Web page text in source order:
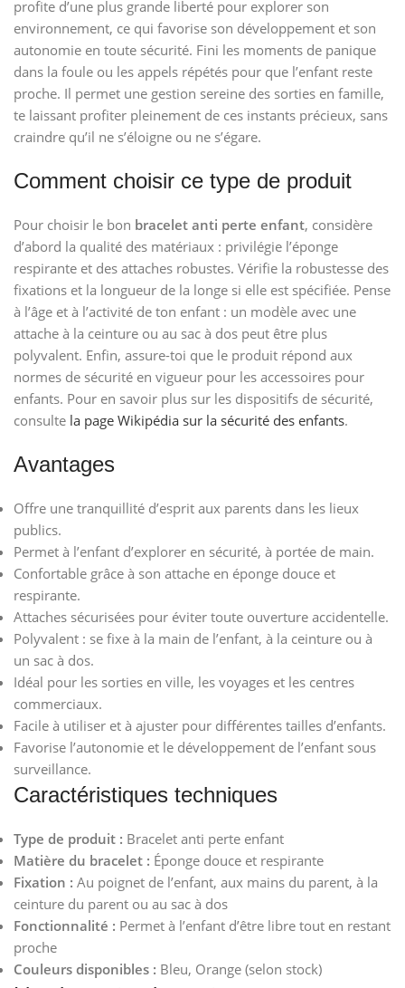
profite d’une plus grande liberté pour explorer son
environnement, ce qui favorise son développement et son
autonomie en toute sécurité. Fini les moments de panique
dans la foule ou les appels répétés pour que l’enfant reste
proche. Il permet une gestion sereine des sorties en famille,
te laissant profiter pleinement de ces instants précieux, sans
craindre qu’il ne s’éloigne ou ne s’égare.
Comment choisir ce type de produit
Pour choisir le bon bracelet anti perte enfant, considère
d’abord la qualité des matériaux : privilégie l’éponge
respirante et des attaches robustes. Vérifie la robustesse des
fixations et la longueur de la longe si elle est spécifiée. Pense
à l’âge et à l’activité de ton enfant : un modèle avec une
attache à la ceinture ou au sac à dos peut être plus
polyvalent. Enfin, assure-toi que le produit répond aux
normes de sécurité en vigueur pour les accessoires pour
enfants. Pour en savoir plus sur les dispositifs de sécurité,
consulte la page Wikipédia sur la sécurité des enfants.
Avantages
Offre une tranquillité d’esprit aux parents dans les lieux
publics.
Permet à l’enfant d’explorer en sécurité, à portée de main.
Confortable grâce à son attache en éponge douce et
respirante.
Attaches sécurisées pour éviter toute ouverture accidentelle.
Polyvalent : se fixe à la main de l’enfant, à la ceinture ou à
un sac à dos.
Idéal pour les sorties en ville, les voyages et les centres
commerciaux.
Facile à utiliser et à ajuster pour différentes tailles d’enfants.
Favorise l’autonomie et le développement de l’enfant sous
surveillance.
Caractéristiques techniques
Type de produit : Bracelet anti perte enfant
Matière du bracelet : Éponge douce et respirante
Fixation : Au poignet de l’enfant, aux mains du parent, à la
ceinture du parent ou au sac à dos
Fonctionnalité : Permet à l’enfant d’être libre tout en restant
proche
Couleurs disponibles : Bleu, Orange (selon stock)